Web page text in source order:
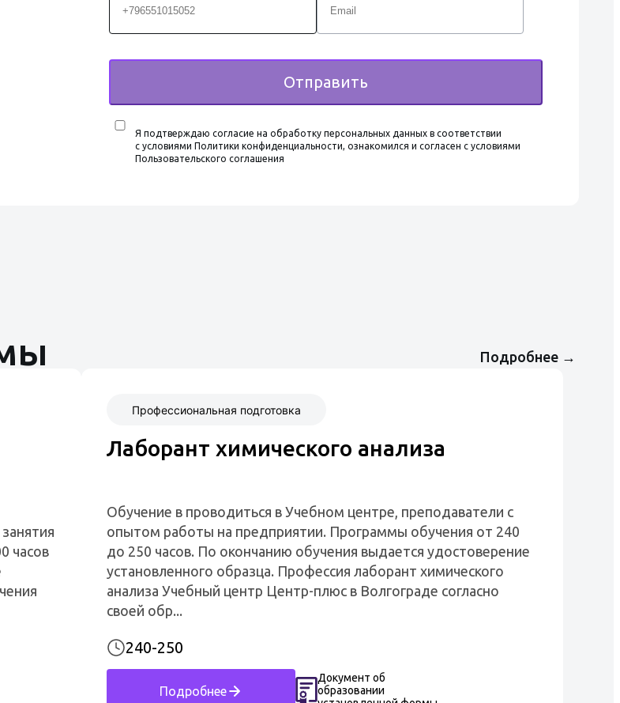
Отправить
Я подтверждаю согласие на обработку персональных данных в соответствии
с условиями Политики конфиденциальности, ознакомился и согласен с условиями
Пользовательского соглашения
Подробнее →
часов
Профессиональная подготовка
Лаборант химического анализа
Обучение в проводиться в Учебном центре, преподаватели с
опытом работы на предприятии. Программы обучения от 240
до 250 часов. По окончанию обучения выдается удостоверение
установленного образца. Профессия лаборант химического
анализа Учебный центр Центр-плюс в Волгограде согласно
своей обр...
240-250
Подробнее
Документ об
образовании